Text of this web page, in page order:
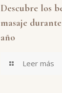
Descubre los
masaje
año
Leer más